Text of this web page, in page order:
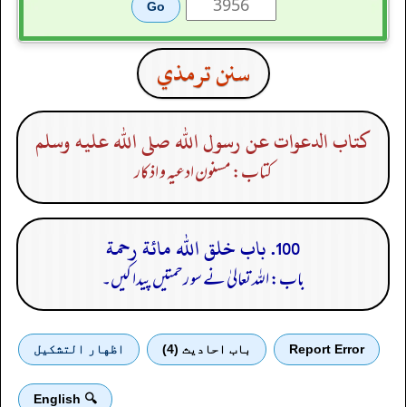
سنن ترمذي
كتاب الدعوات عن رسول الله صلى الله عليه وسلم
کتاب: مسنون ادعیہ و اذکار
100. باب خلق الله مائة رحمة
باب: اللہ تعالیٰ نے سو رحمتیں پیدا کیں۔
Report Error باب احادیث (4) اظهار التشكيل
🔍 English